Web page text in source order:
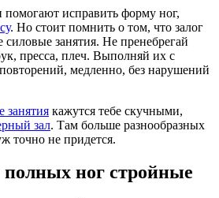
помогают исправить форму ног,
. Но стоит помнить о том, что залог
занятия. Не пренебрегай
пресса, плеч. Выполняй их с
медленно, без нарушений
занятия кажутся тебе скучными,
зал. Там больше разнообразных
точно не придется.
полных ног стройные